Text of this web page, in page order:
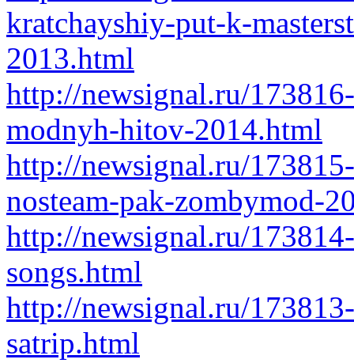
kratchayshiy-put-k-
2013.html
http://newsignal.ru/
modnyh-hitov-2014.html
http://newsignal.ru/
nosteam-pak-zombymod-
http://newsignal.ru/
songs.html
http://newsignal.ru/
satrip.html